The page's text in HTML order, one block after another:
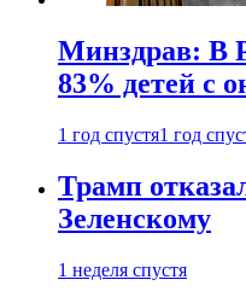
Минздрав: В
83% детей с
1 год спустя1 год
Трамп
Зеленскому
1 неделя спустя